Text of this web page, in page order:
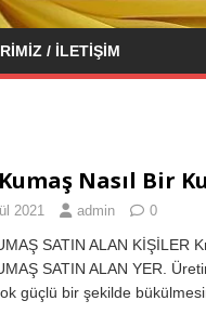
/ İLETIŞIM
Nasıl Bir
2021 admin 0
SATIN ALAN KİŞİLER
SATIN ALAN YER.
güçlü bir şekilde